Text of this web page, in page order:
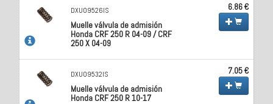
DXU09526IS
Muelle válvula de admisión
Honda CRF 250 R 04-09 / CRF
250 X 04-09
6.86 €
DXU09532IS
Muelle válvula de admisión
Honda CRF 250 R 10-17
7.05 €